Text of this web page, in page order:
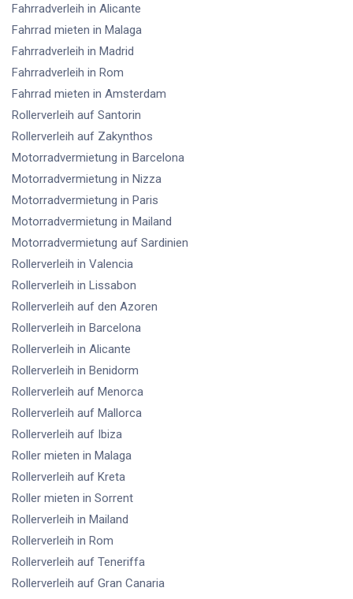
Fahrradverleih in Alicante
Fahrrad mieten in Malaga
Fahrradverleih in Madrid
Fahrradverleih in Rom
Fahrrad mieten in Amsterdam
Rollerverleih auf Santorin
Rollerverleih auf Zakynthos
Motorradvermietung in Barcelona
Motorradvermietung in Nizza
Motorradvermietung in Paris
Motorradvermietung in Mailand
Motorradvermietung auf Sardinien
Rollerverleih in Valencia
Rollerverleih in Lissabon
Rollerverleih auf den Azoren
Rollerverleih in Barcelona
Rollerverleih in Alicante
Rollerverleih in Benidorm
Rollerverleih auf Menorca
Rollerverleih auf Mallorca
Rollerverleih auf Ibiza
Roller mieten in Malaga
Rollerverleih auf Kreta
Roller mieten in Sorrent
Rollerverleih in Mailand
Rollerverleih in Rom
Rollerverleih auf Teneriffa
Rollerverleih auf Gran Canaria